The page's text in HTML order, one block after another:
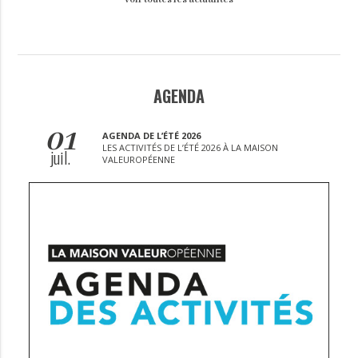
AGENDA
01
juil.
AGENDA DE L’ÉTÉ 2026
LES ACTIVITÉS DE L’ÉTÉ 2026 À LA MAISON
VALEUROPÉENNE